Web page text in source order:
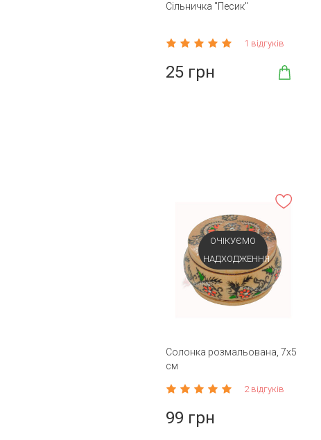
Сільничка "Песик"
1 відгуків
25 грн
ОЧІКУЄМО
НАДХОДЖЕННЯ
Солонка розмальована, 7х5
см
2 відгуків
99 грн